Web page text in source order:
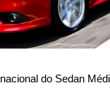
do Sedan